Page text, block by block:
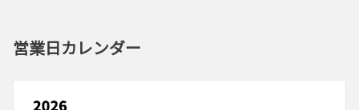
営業日カレンダー